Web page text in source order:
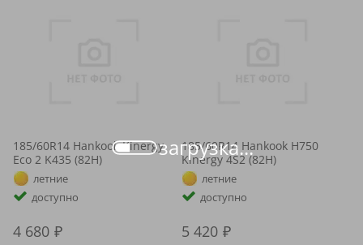
загрузка...
185/60R14 Hankook Kinergy
Eco 2 K435 (82H)
летние
доступно
4 680
185/60R14 Hankook H750
Kinergy 4S2 (82H)
летние
доступно
5 420